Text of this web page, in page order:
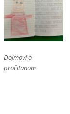
Dojmovi o
pročitanom